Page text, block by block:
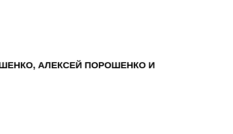
АЛЕКСЕЙ ПОРОШЕНКО И